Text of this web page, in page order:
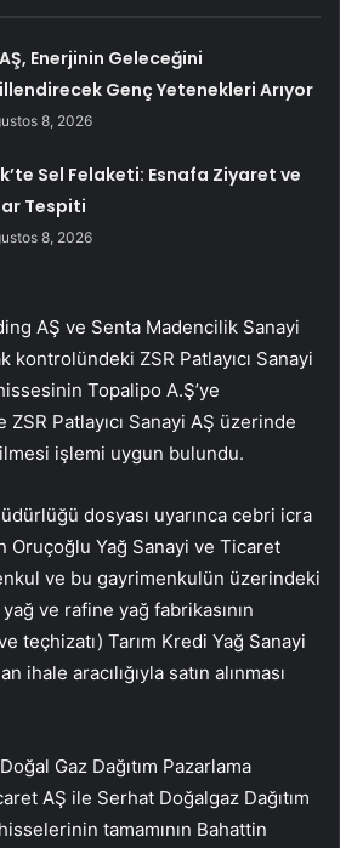
Enerjinin Geleceğini
Genç Yetenekleri Arıyor
8, 2026
Sel Felaketi: Esnafa Ziyaret ve
Tespiti
8, 2026
AŞ ve Senta Madencilik Sanayi
kontrolündeki ZSR Patlayıcı Sanayi
Topalipo A.Ş’ye
Patlayıcı Sanayi AŞ üzerinde
işlemi uygun bulundu.
dosyası uyarınca cebri icra
Oruçoğlu Yağ Sanayi ve Ticaret
ve bu gayrimenkulün üzerindeki
ve rafine yağ fabrikasının
teçhizatı) Tarım Kredi Yağ Sanayi
ihale aracılığıyla satın alınması
Gaz Dağıtım Pazarlama
AŞ ile Serhat Doğalgaz Dağıtım
tamamının Bahattin